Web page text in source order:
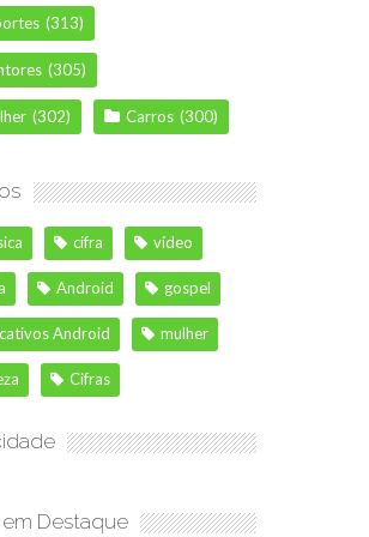
(313)
(305)
(302) Carros (300)
cifra vídeo
Android gospel
Android mulher
Cifras
Destaque